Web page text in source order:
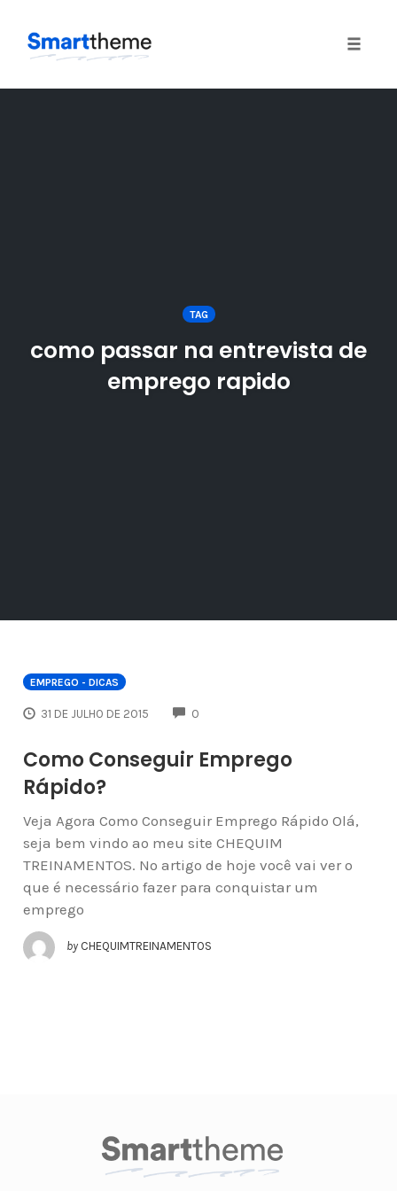
TAG
como passar na entrevista de
emprego rapido
EMPREGO - DICAS
31 DE JULHO DE 2015 0
Como Conseguir Emprego
Rápido?
Veja Agora Como Conseguir Emprego Rápido Olá,
seja bem vindo ao meu site CHEQUIM
TREINAMENTOS. No artigo de hoje você vai ver o
que é necessário fazer para conquistar um
emprego
by CHEQUIMTREINAMENTOS